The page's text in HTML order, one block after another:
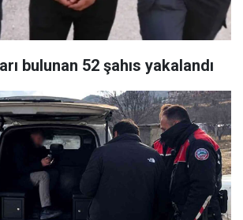
bulunan 52 şahıs yakalandı